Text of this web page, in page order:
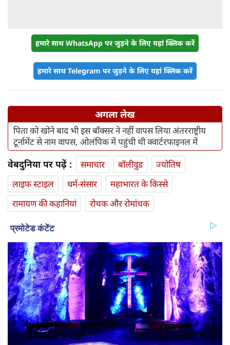
हमारे साथ WhatsApp पर जुड़ने के लिए यहां क्लिक करें
हमारे साथ Telegram पर जुड़ने के लिए यहां क्लिक करें
अगला लेख
पिता को खोने बाद भी इस बॉक्सर ने नहीं वापस लिया अंतरराष्ट्रीय
टूर्नामेंट से नाम वापस, ओलंपिक में पहुंची थी क्वार्टरफाइनल में
वेबदुनिया पर पढ़ें : समाचार बॉलीवुड
ज्योतिष
लाइफ स्‍टाइल
धर्म-संसार
महाभारत के किस्से
रामायण की कहानियां
रोचक और रोमांचक